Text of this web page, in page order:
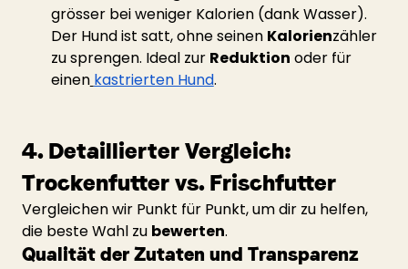
grösser bei weniger Kalorien (dank Wasser).
Der Hund ist satt, ohne seinen Kalorienzähler
zu sprengen. Ideal zur Reduktion oder für
einen kastrierten Hund.
4. Detaillierter Vergleich:
Trockenfutter vs. Frischfutter
Vergleichen wir Punkt für Punkt, um dir zu helfen,
die beste Wahl zu bewerten.
Qualität der Zutaten und Transparenz